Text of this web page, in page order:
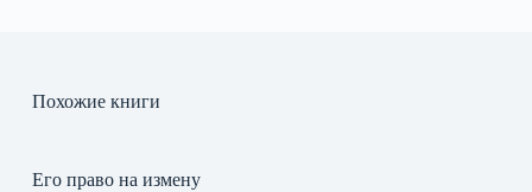
Похожие книги
Его право на измену